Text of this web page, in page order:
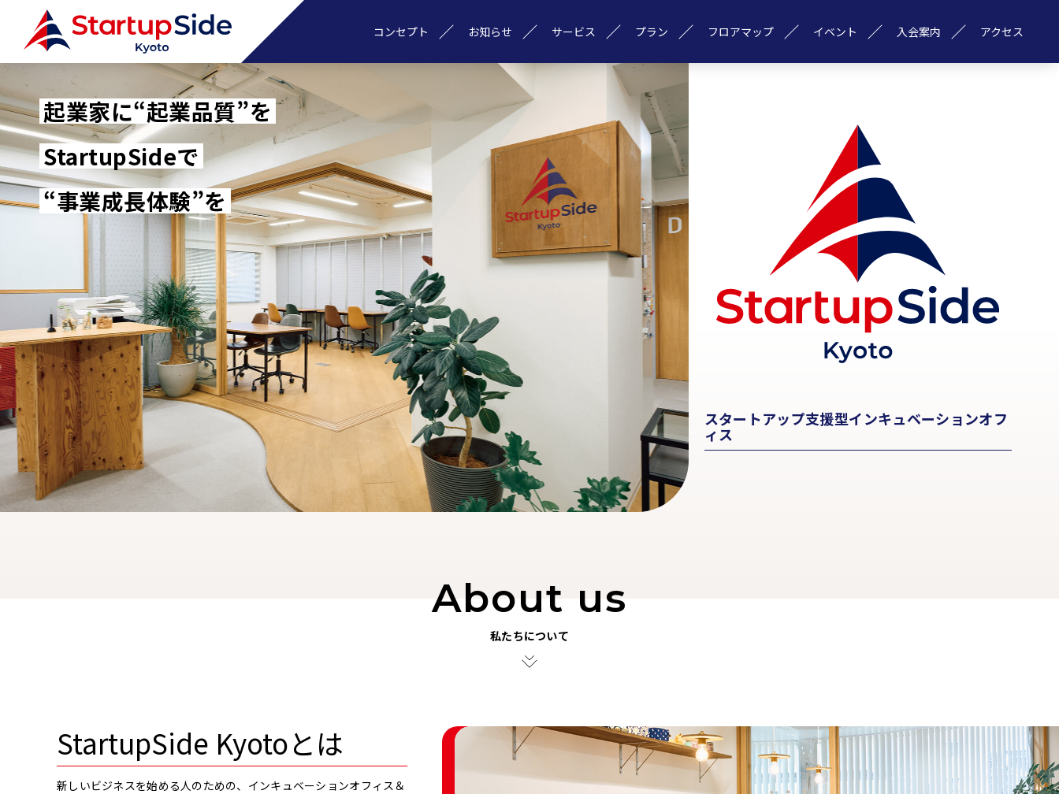
コンセプト お知らせ サービス プラン フロアマップ イベント 入会案内 アクセス
起業家に“起業品質”を
StartupSideで
“事業成長体験”を
スタートアップ支援型インキュベーションオフ
ィス
About us
私たちについて
StartupSide Kyotoとは
新しいビジネスを始める人のための、インキュベーションオフィス＆